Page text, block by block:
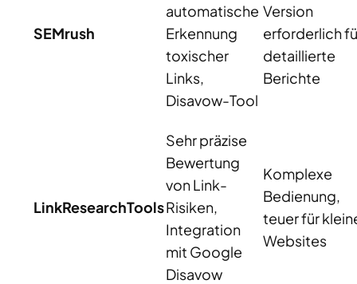
SEMrush
automatische
Erkennung
toxischer
Links,
Disavow-Tool
Version
erforderlich
detaillierte
Berichte
LinkResearchTools
Sehr präzise
Bewertung
von Link-
Risiken,
Integration
mit Google
Disavow
Komplexe
Bedienung,
teuer für
Websites